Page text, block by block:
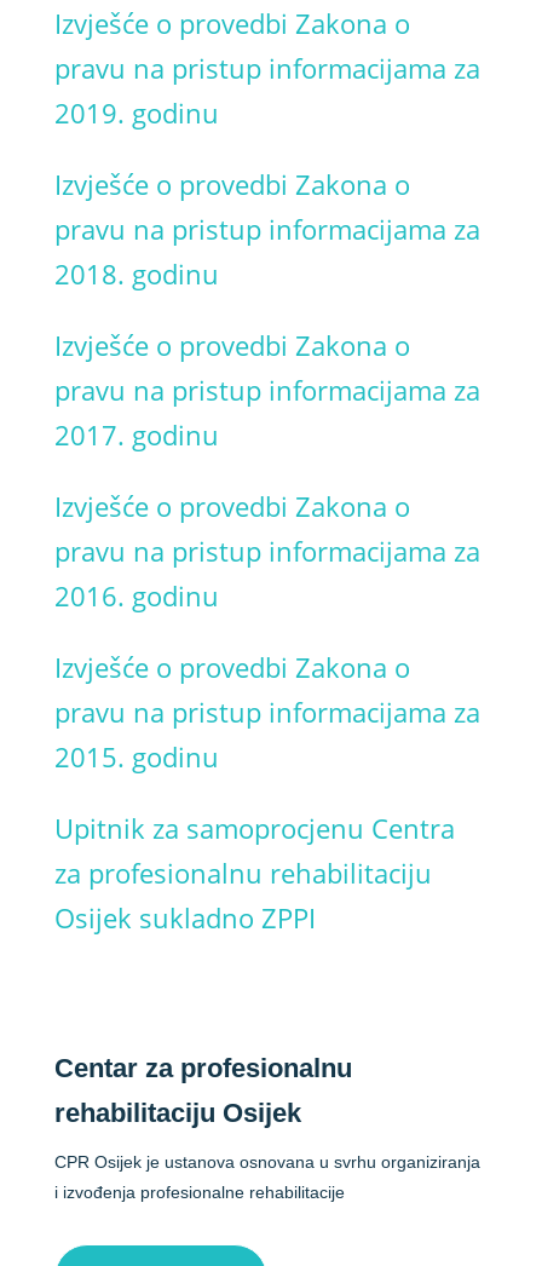
Izvješće o provedbi Zakona o
pravu na pristup informacijama za
2019. godinu
Izvješće o provedbi Zakona o
pravu na pristup informacijama za
2018. godinu
Izvješće o provedbi Zakona o
pravu na pristup informacijama za
2017. godinu
Izvješće o provedbi Zakona o
pravu na pristup informacijama za
2016. godinu
Izvješće o provedbi Zakona o
pravu na pristup informacijama za
2015. godinu
Upitnik za samoprocjenu Centra
za profesionalnu rehabilitaciju
Osijek sukladno ZPPI
Centar za profesionalnu
rehabilitaciju Osijek
CPR Osijek je ustanova osnovana u svrhu organiziranja
i izvođenja profesionalne rehabilitacije